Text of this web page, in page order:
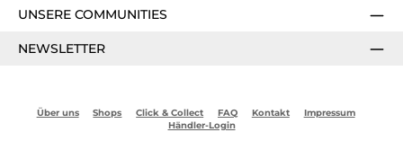
UNSERE COMMUNITIES
NEWSLETTER
Über uns Shops Click & Collect FAQ Kontakt
Impressum
Händler-Login